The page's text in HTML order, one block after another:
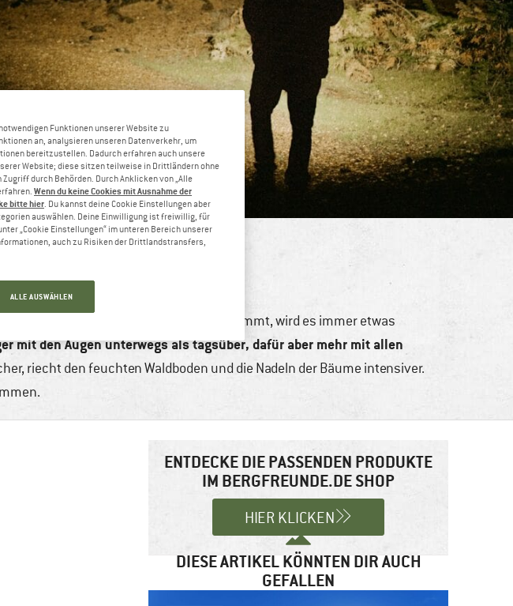
häufiger eine Nachtwanderung unternimmt, wird es immer etwas
mit den Augen unterwegs als tagsüber, dafür aber mehr mit allen
riecht den feuchten Waldboden und die Nadeln der Bäume intensiver.
ENTDECKE DIE PASSENDEN PRODUKTE
IM BERGFREUNDE.DE SHOP
HIER KLICKEN
DIESE ARTIKEL KÖNNTEN DIR AUCH
GEFALLEN
Funktionen unserer Website zu
an, analysieren unseren Datenverkehr, um
bereitzustellen. Dadurch erfahren auch unsere
Website; diese sitzen teilweise in Drittländern ohne
durch Behörden. Durch Anklicken von „Alle
Wenn du keine Cookies mit Ausnahme der
bitte hier. Du kannst deine Cookie Einstellungen aber
auswählen. Deine Einwilligung ist freiwillig, für
„Cookie Einstellungen“ im unteren Bereich unserer
auch zu Risiken der Drittlandstransfers,
ALLE AUSWÄHLEN